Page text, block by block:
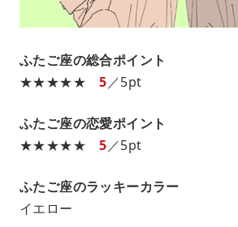
ふたご座の総合ポイント
★★★★★5／5pt
ふたご座の恋愛ポイント
★★★★★5／5pt
ふたご座のラッキーカラー
イエロー